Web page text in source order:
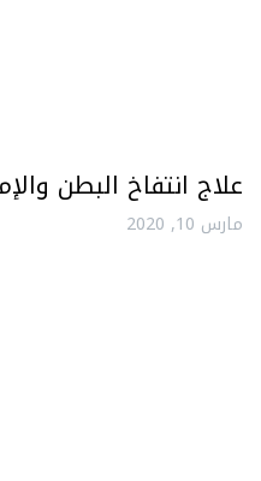
علاج انتفاخ البطن
مارس 10, 2020